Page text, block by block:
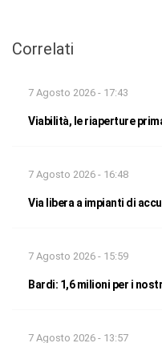
Correlati
7 Agosto 2026 - 17:43
Viabilità, le riaperture
7 Agosto 2026 - 16:48
Via libera a impianti di
7 Agosto 2026 - 15:59
Bardi: 1,6 milioni per i
7 Agosto 2026 - 13:57